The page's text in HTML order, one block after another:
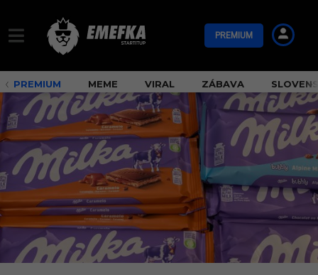
PREMIUM
PREMIUM MEME VIRAL ZÁBAVA